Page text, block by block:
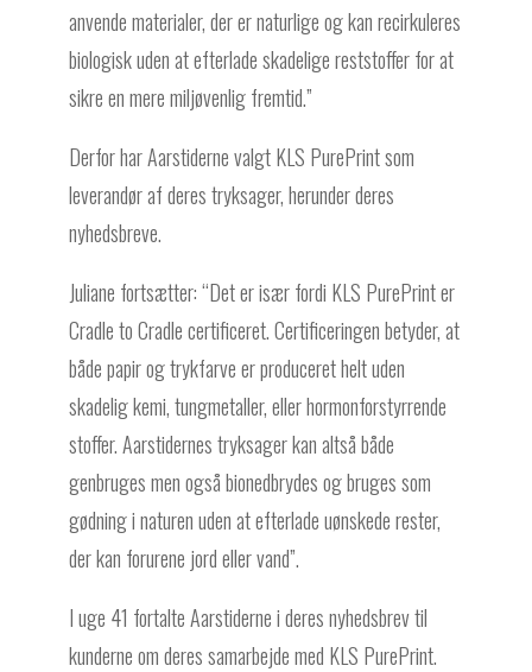
anvende materialer, der er naturlige og kan recirkuleres
biologisk uden at efterlade skadelige reststoffer for at
sikre en mere miljøvenlig fremtid.”
Derfor har Aarstiderne valgt KLS PurePrint som
leverandør af deres tryksager, herunder deres
nyhedsbreve.
Juliane fortsætter: “Det er især fordi KLS PurePrint er
Cradle to Cradle certificeret. Certificeringen betyder, at
både papir og trykfarve er produceret helt uden
skadelig kemi, tungmetaller, eller hormonforstyrrende
stoffer. Aarstidernes tryksager kan altså både
genbruges men også bionedbrydes og bruges som
gødning i naturen uden at efterlade uønskede rester,
der kan forurene jord eller vand”.
I uge 41 fortalte Aarstiderne i deres nyhedsbrev til
kunderne om deres samarbejde med KLS PurePrint.